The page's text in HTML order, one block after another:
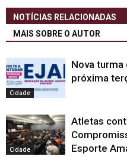
NOTÍCIAS RELACIONADAS
MAIS SOBRE O AUTOR
Cidade
Nova turma
próxima
Cidade
Atletas
Esporte